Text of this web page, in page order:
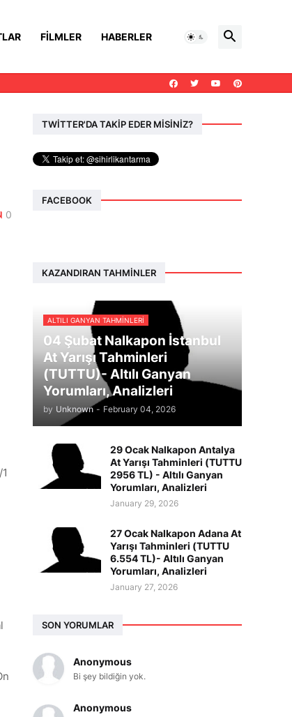
FILMLER HABERLER
0
TWİTTER'DA TAKİP EDER MİSİNİZ?
FACEBOOK
KAZANDIRAN TAHMINLER
ALTILI GANYAN TAHMINLERI
04 Şubat Nalkapon İstanbul
At Yarışı Tahminleri
(TUTTU)- Altılı Ganyan
Yorumları, Analizleri
by Unknown - February 04, 2026
29 Ocak Nalkapon Antalya
At Yarışı Tahminleri (TUTTU
2956 TL) - Altılı Ganyan
Yorumları, Analizleri
January 29, 2026
27 Ocak Nalkapon Adana At
Yarışı Tahminleri (TUTTU
6.554 TL)- Altılı Ganyan
Yorumları, Analizleri
January 27, 2026
SON YORUMLAR
Anonymous
Bi şey bildiğin yok.
Anonymous